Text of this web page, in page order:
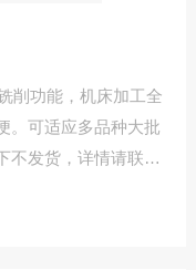
削功能，机床加工全
。可适应多品种大批
不发货，详情请联系